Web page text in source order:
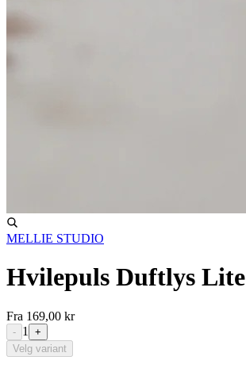
MELLIE STUDIO
Hvilepuls Duftlys Lite
Fra 169,00 kr
- 1
+
Velg variant